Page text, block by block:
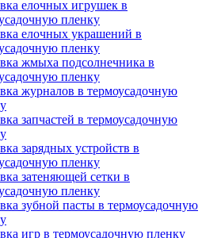
елочных игрушек в
пленку
елочных украшений в
пленку
жмыха подсолнечника в
пленку
журналов в термоусадочную
запчастей в термоусадочную
зарядных устройств в
пленку
затеняющей сетки в
пленку
зубной пасты в термоусадочную
игр в термоусадочную пленку